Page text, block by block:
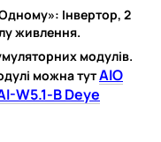
Інвертор, 2
живлення.
модулів.
можна тутAIO
W5.1-B Deye